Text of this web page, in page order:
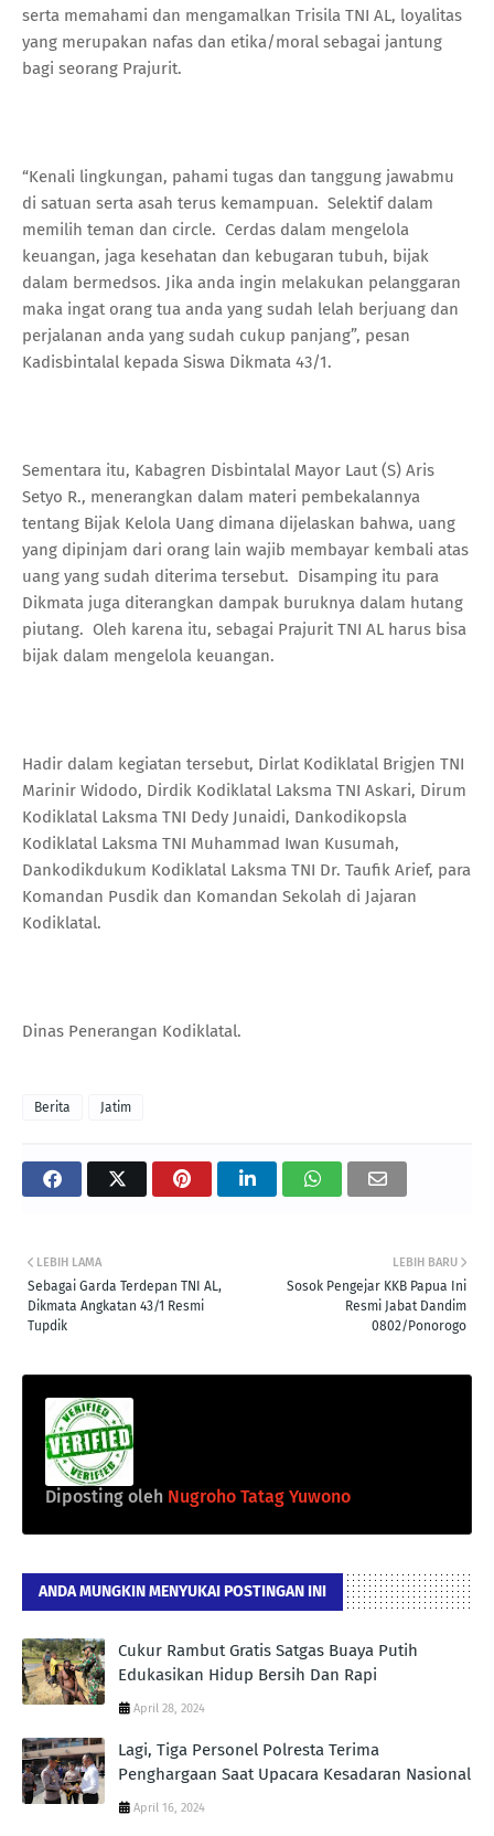
serta memahami dan mengamalkan Trisila TNI AL, loyalitas
yang merupakan nafas dan etika/moral sebagai jantung
bagi seorang Prajurit.
“Kenali lingkungan, pahami tugas dan tanggung jawabmu
di satuan serta asah terus kemampuan. Selektif dalam
memilih teman dan circle. Cerdas dalam mengelola
keuangan, jaga kesehatan dan kebugaran tubuh, bijak
dalam bermedsos. Jika anda ingin melakukan pelanggaran
maka ingat orang tua anda yang sudah lelah berjuang dan
perjalanan anda yang sudah cukup panjang”, pesan
Kadisbintalal kepada Siswa Dikmata 43/1.
Sementara itu, Kabagren Disbintalal Mayor Laut (S) Aris
Setyo R., menerangkan dalam materi pembekalannya
tentang Bijak Kelola Uang dimana dijelaskan bahwa, uang
yang dipinjam dari orang lain wajib membayar kembali atas
uang yang sudah diterima tersebut. Disamping itu para
Dikmata juga diterangkan dampak buruknya dalam hutang
piutang. Oleh karena itu, sebagai Prajurit TNI AL harus bisa
bijak dalam mengelola keuangan.
Hadir dalam kegiatan tersebut, Dirlat Kodiklatal Brigjen TNI
Marinir Widodo, Dirdik Kodiklatal Laksma TNI Askari, Dirum
Kodiklatal Laksma TNI Dedy Junaidi, Dankodikopsla
Kodiklatal Laksma TNI Muhammad Iwan Kusumah,
Dankodikdukum Kodiklatal Laksma TNI Dr. Taufik Arief, para
Komandan Pusdik dan Komandan Sekolah di Jajaran
Kodiklatal.
Dinas Penerangan Kodiklatal.
Berita Jatim
LEBIH BARU
Sosok Pengejar KKB Papua Ini
Resmi Jabat Dandim
0802/Ponorogo
LEBIH LAMA
Sebagai Garda Terdepan TNI AL,
Dikmata Angkatan 43/1 Resmi
Tupdik
Diposting oleh Nugroho Tatag Yuwono
ANDA MUNGKIN MENYUKAI POSTINGAN INI
Cukur Rambut Gratis Satgas Buaya Putih
Edukasikan Hidup Bersih Dan Rapi
April 28, 2024
Lagi, Tiga Personel Polresta Terima
Penghargaan Saat Upacara Kesadaran Nasional
April 16, 2024